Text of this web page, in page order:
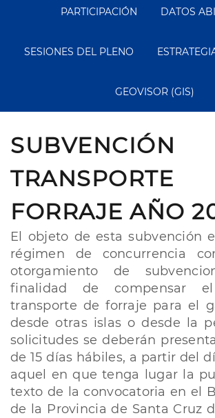
PARTICIPACIÓN DATOS
SESIONES DEL PLENO
GEOVISOR (GIS)
FORRAJE AÑO
El objeto de esta subvención
régimen de concurrencia
otorgamiento de
finalidad de compensar
transporte de forraje para el
desde otras islas o desde la
solicitudes se deberán
de 15 días hábiles, a partir del
aquel en que tenga lugar la
texto de la convocatoria en el
de la Provincia de Santa Cruz